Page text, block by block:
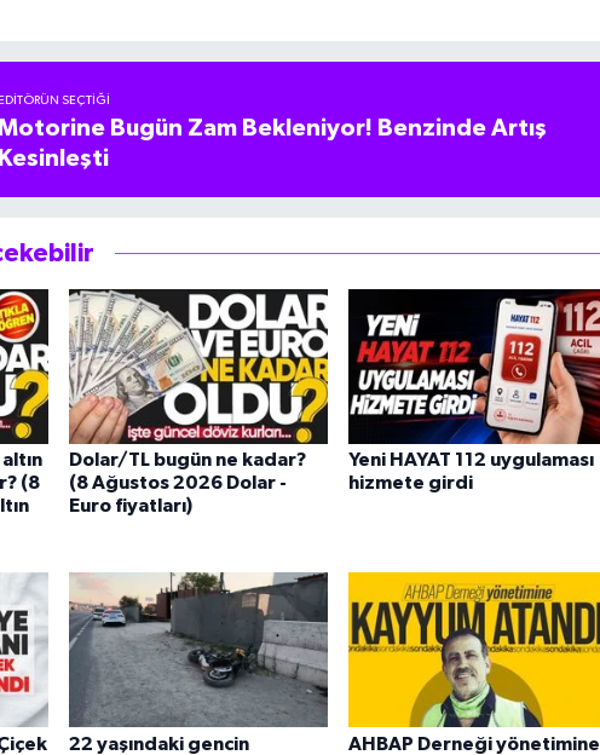
EDITÖRÜN SEÇTIĞI
Bugün Zam Bekleniyor! Benzinde Artış
Kesinleşti
(8
Dolar/TL bugün ne kadar?
(8 Ağustos 2026 Dolar -
Euro fiyatları)
Yeni HAYAT 112 uygulaması
hizmete girdi
22 yaşındaki gencin
AHBAP Derneği yönetimine